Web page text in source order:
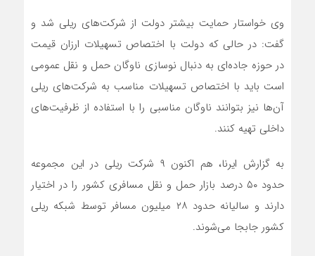
وی خواستار حمایت بیشتر دولت از شرکت‌های ریلی شد و
گفت: در حالی که دولت با اختصاص تسهیلات ارزان قیمت
در حوزه جاده‌ای به دنبال نوسازی ناوگان حمل و نقل عمومی
است باید با اختصاص تسهیلات مناسب به شرکت‌های ریلی
آن‌ها نیز بتوانند ناوگان مناسبی را با استفاده از ظرفیت‌های
داخلی تهیه کنند.
به گزارش ایرنا، هم اکنون ۹ شرکت ریلی در این مجموعه
حدود ۵۰ درصد بازار حمل و نقل مسافری کشور را در اختیار
دارند و سالیانه حدود ۲۸ میلیون مسافر توسط شبکه ریلی
کشور جابجا می‌شوند.